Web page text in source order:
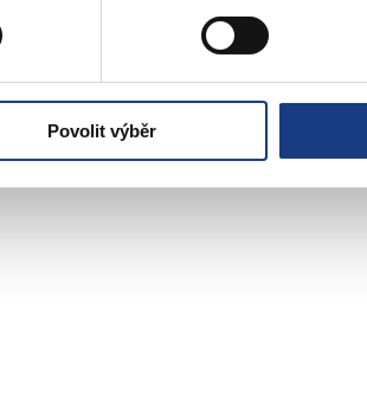
Povolit výběr
Parkovací karty